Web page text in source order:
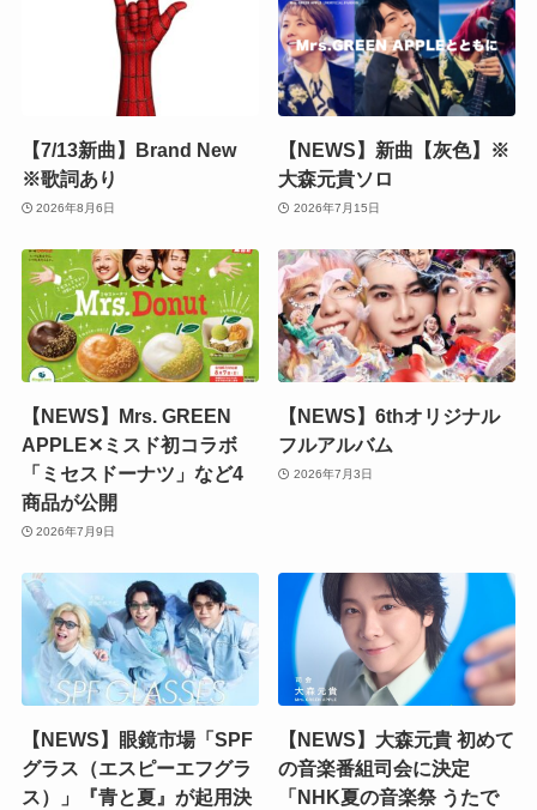
【7/13新曲】Brand New
※歌詞あり
2026年8月6日
【NEWS】新曲【灰色】※
大森元貴ソロ
2026年7月15日
【NEWS】Mrs. GREEN
APPLE✕ミスド初コラボ
「ミセスドーナツ」など4
商品が公開
2026年7月9日
【NEWS】6thオリジナル
フルアルバム
2026年7月3日
【NEWS】眼鏡市場「SPF
グラス（エスピーエフグラ
ス）」『青と夏』が起用決
【NEWS】大森元貴 初めて
の音楽番組司会に決定
「NHK夏の音楽祭 うたで